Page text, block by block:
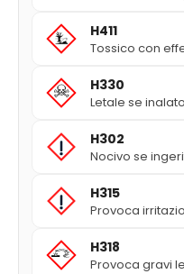
H411
Tossico con
H330
Letale se
H302
Nocivo se
H315
Provoca
H318
Provoca gravi